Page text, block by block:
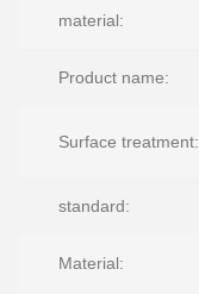
material:
Product name:
Surface treatment:
standard:
Material: